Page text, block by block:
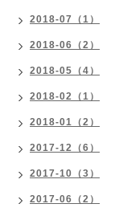
2018-07（1）
2018-06（2）
2018-05（4）
2018-02（1）
2018-01（2）
2017-12（6）
2017-10（3）
2017-06（2）